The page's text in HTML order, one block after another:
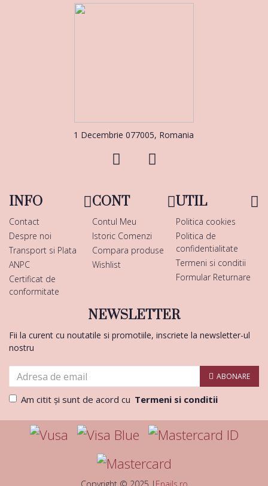
1 Decembrie 077005, Romania
INFO
Contact
Despre noi
Transport si Plata
ANPC
Certificat de
conformitate
CONT
Contul Meu
Istoric Comenzi
Compara produse
Wishlist
UTIL
Politica cookies
Politica de
confidentialitate
Termeni si conditii
Formular Returnare
NEWSLETTER
Fii la curent cu noutatile si promotiile, inscriete la newsletter-ul
nostru
ABONARE
Am citit şi sunt de acord cu Termeni si conditii